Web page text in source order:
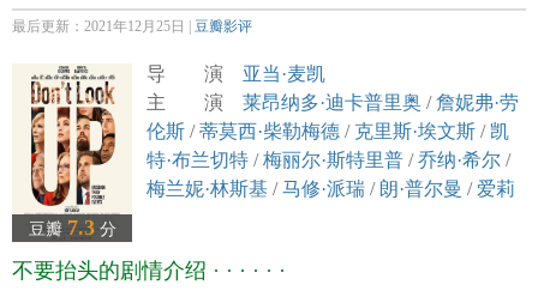
最后更新：2021年12月25日 | 豆瓣影评
豆瓣 7.3分
导 演 亚当·麦凯
主 演 莱昂纳多·迪卡普里奥 /詹妮弗·劳
伦斯 /蒂莫西·柴勒梅德 / 克里斯·埃文斯 /凯
特·布兰切特 /梅丽尔·斯特里普 /乔纳·希尔 /
梅兰妮·林斯基 /马修·派瑞 / 朗·普尔曼 / 爱莉
黎/罗曼·米蒂齐扬
不要抬头的剧情介绍 · · · · · ·